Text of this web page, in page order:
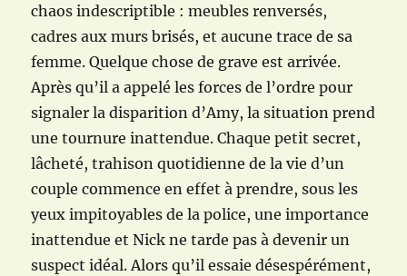
chaos indescriptible : meubles renversés,
cadres aux murs brisés, et aucune trace de sa
femme. Quelque chose de grave est arrivée.
Après qu’il a appelé les forces de l’ordre pour
signaler la disparition d’Amy, la situation prend
une tournure inattendue. Chaque petit secret,
lâcheté, trahison quotidienne de la vie d’un
couple commence en effet à prendre, sous les
yeux impitoyables de la police, une importance
inattendue et Nick ne tarde pas à devenir un
suspect idéal. Alors qu’il essaie désespérément,